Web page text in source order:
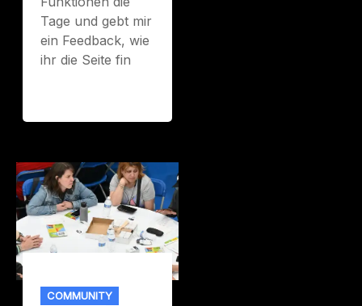
Tage und gebt mir
ein Feedback, wie
ihr die Seite fin
COMMUNITY